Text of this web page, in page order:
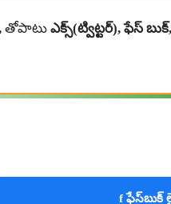
తోపాటు ఎక్స్(ట్విట్టర్),ఫేస్ బుక్,
f ఫేస్‌బుక్